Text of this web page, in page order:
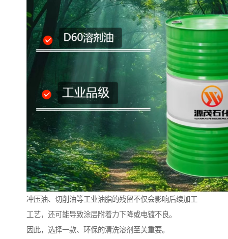
冲压油、切削油等工业油脂的残留不仅会影响后续加工
工艺，还可能导致涂层附着力下降或电镀不良。
因此，选择一款、环保的清洗溶剂至关重要。